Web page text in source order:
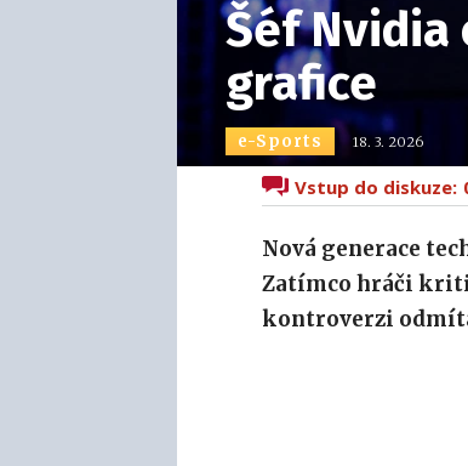
Šéf Nvidia
grafice
e-Sports 18. 3. 2026
Vstup do diskuze:
Nová generace
Zatímco hráči
kontroverzi